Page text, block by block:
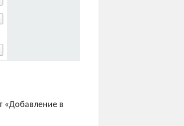
«Добавление в